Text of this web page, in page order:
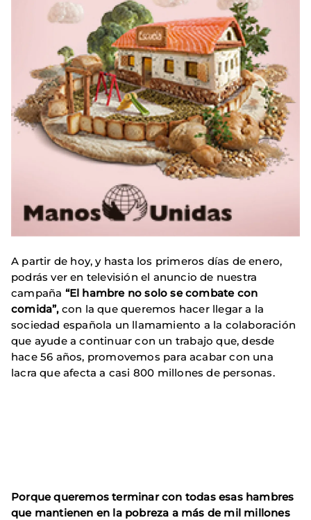
A partir de hoy, y hasta los primeros días de enero,
podrás ver en televisión el anuncio de nuestra
campaña “El hambre no solo se combate con
comida”,con la que queremos hacer llegar a la
sociedad española un llamamiento a la colaboración
que ayude a continuar con un trabajo que, desde
hace 56 años, promovemos para acabar con una
lacra que afecta a casi 800 millones de personas.
Porque queremos terminar con todas esas hambres
que mantienen en la pobreza a más de mil millones